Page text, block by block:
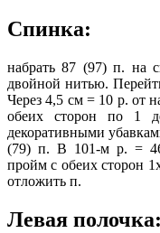
Спинка:
набрать 87 (97) п. на
двойной нитью.
Через 4,5 см = 10 р. от
обеих сторон по 1
декоративными
(79) п. В 101-м р. = 46
пройм с обеих сторон
отложить п.
Левая полочка: